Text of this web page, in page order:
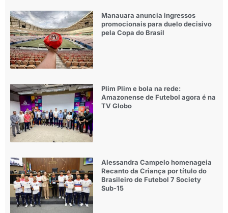
Manauara anuncia ingressos
promocionais para duelo decisivo
pela Copa do Brasil
Plim Plim e bola na rede:
Amazonense de Futebol agora é na
TV Globo
Alessandra Campelo homenageia
Recanto da Criança por título do
Brasileiro de Futebol 7 Society
Sub-15